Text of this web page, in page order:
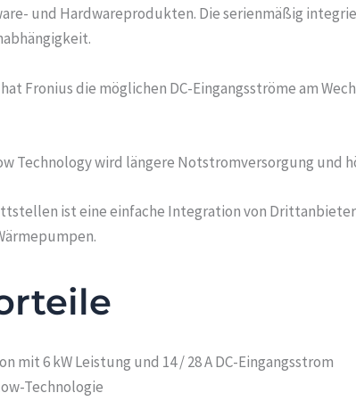
und Hardwareprodukten. Die serienmäßig
hat Fronius die möglichen DC-Eingangsströme am
Technology wird längere Notstromversorgung und
ist eine einfache Integration von
mit 6 kW Leistung und 14 / 28 A DC-Eingangsstrom
Technologie